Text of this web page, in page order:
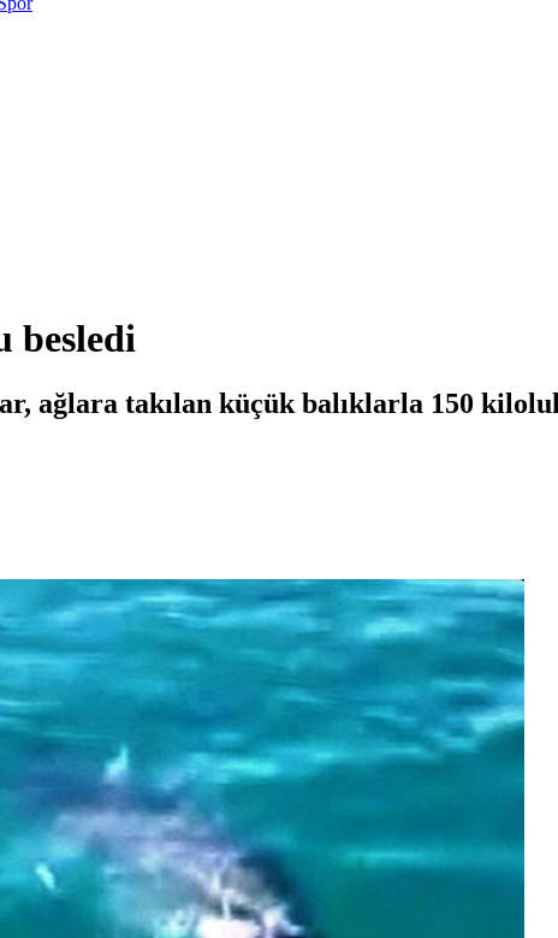
besledi
ağlara takılan küçük balıklarla 150